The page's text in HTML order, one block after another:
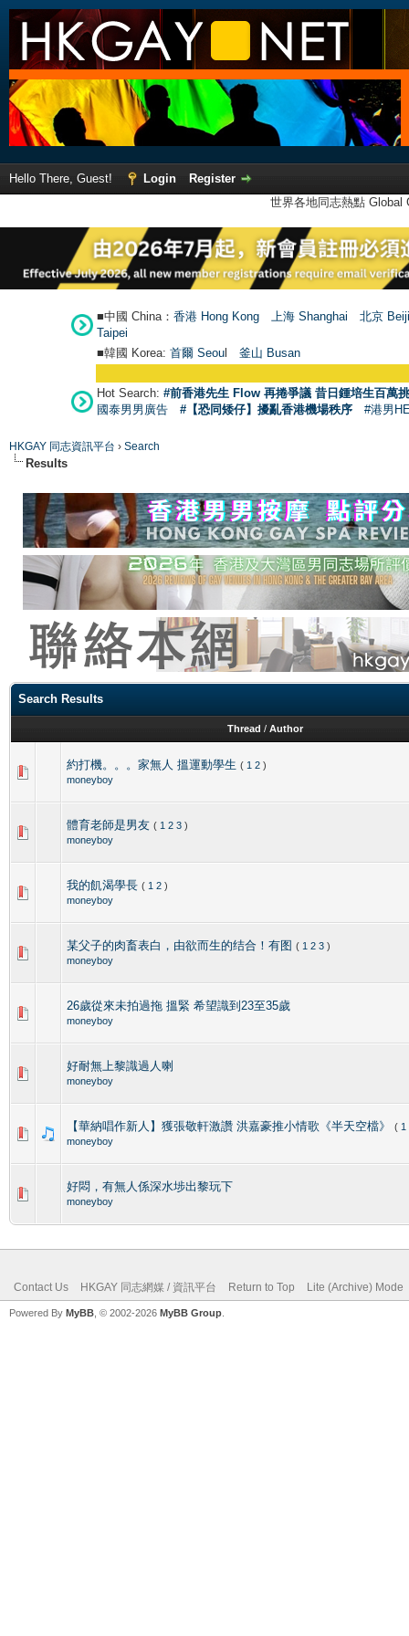
Hello There, Guest! Login
Register
世界各地同志熱點
■中國 China： 香港 Hong Kong 上海 Shanghai
北京
Taipei
■韓國 Korea: 首爾 Seoul 釜山 Busan
Hot Search: #前香港先生 Flow 再捲爭議 昔日鍾培生百萬
國泰男男廣告
#【恐同矮仔】擾亂香港機場秩序 #港男
HKGAY 同志資訊平台 › Search
Results
Search Results
Thread / Author
約打機。。。家無人 搵運動學生 ( 1 2 )
moneyboy
體育老師是男友 ( 1 2 3 )
moneyboy
我的飢渴學長 ( 1 2 )
moneyboy
某父子的肉畜表白，由欲而生的结合！有图 ( 1 2 3 )
moneyboy
26歲從來未拍過拖 搵緊 希望識到23至35歲
moneyboy
好耐無上黎識過人喇
moneyboy
【華納唱作新人】獲張敬軒激讚 洪嘉豪推小情歌《半天空檔》 ( 1
moneyboy
好悶，有無人係深水埗出黎玩下
moneyboy
Contact Us HKGAY 同志網媒 / 資訊平台 Return to Top Lite (Archive) Mode
Powered By MyBB , © 2002-2026 MyBB Group